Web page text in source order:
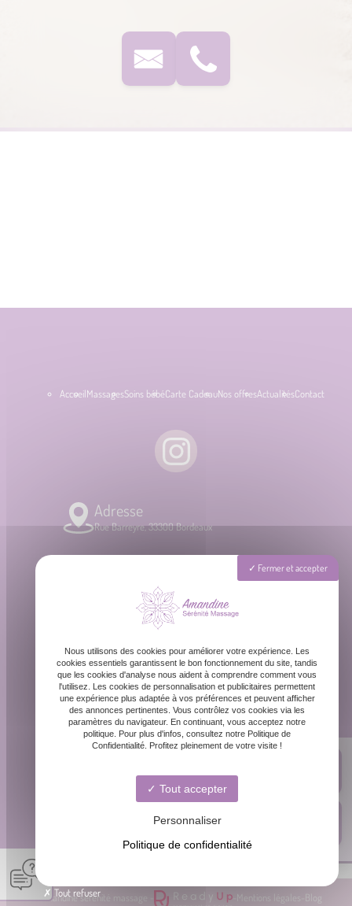
AccueilMassagesSoins bébéCarte CadeauNos offresActualitésContact
Adresse
Rue Barreyre, 33300 Bordeaux
contact@amandinemassage.fr
Horaires
Lundi - Dimanche : 8h - 20h
© Amandine sérénité massage - Mentions légales Blog
Fermer et accepter
Nous utilisons des cookies pour améliorer votre expérience. Les
cookies essentiels garantissent le bon fonctionnement du site, tandis
que les cookies d'analyse nous aident à comprendre comment vous
l'utilisez. Les cookies de personnalisation et publicitaires permettent
une expérience plus adaptée à vos préférences et peuvent afficher
des annonces pertinentes. Vous contrôlez vos cookies via les
paramètres du navigateur. En continuant, vous acceptez notre
politique. Pour plus d'infos, consultez notre Politique de
Confidentialité. Profitez pleinement de votre visite !
Tout accepter
Personnaliser
Politique de confidentialité
Tout refuser